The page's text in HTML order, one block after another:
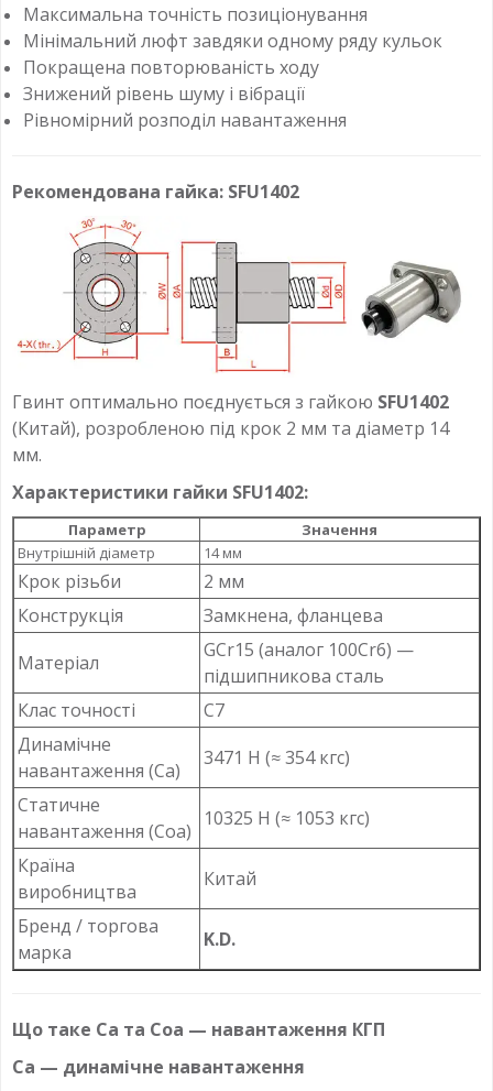
Максимальна точність позиціонування
Мінімальний люфт завдяки одному ряду кульок
Покращена повторюваність ходу
Знижений рівень шуму і вібрації
Рівномірний розподіл навантаження
Рекомендована гайка: SFU1402
Гвинт оптимально поєднується з гайкою SFU1402
(Китай), розробленою під крок 2 мм та діаметр 14
мм.
Характеристики гайки SFU1402:
Параметр
Значення
Внутрішній діаметр
14 мм
Крок різьби
2 мм
Конструкція
Замкнена, фланцева
Матеріал
GCr15 (аналог 100Cr6) —
підшипникова сталь
Клас точності
C7
Динамічне
навантаження (Ca)
3471 Н (≈ 354 кгс)
Статичне
навантаження (Coa)
10325 Н (≈ 1053 кгс)
Країна
виробництва
Китай
Бренд / торгова
марка
K.D.
Що таке Ca та Coa — навантаження КГП
Ca — динамічне навантаження